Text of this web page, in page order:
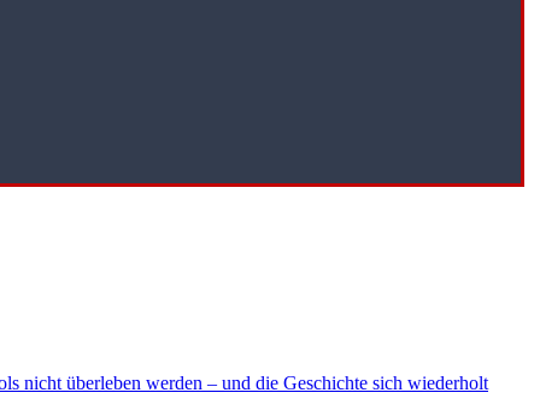
nicht überleben werden – und die Geschichte sich wiederholt